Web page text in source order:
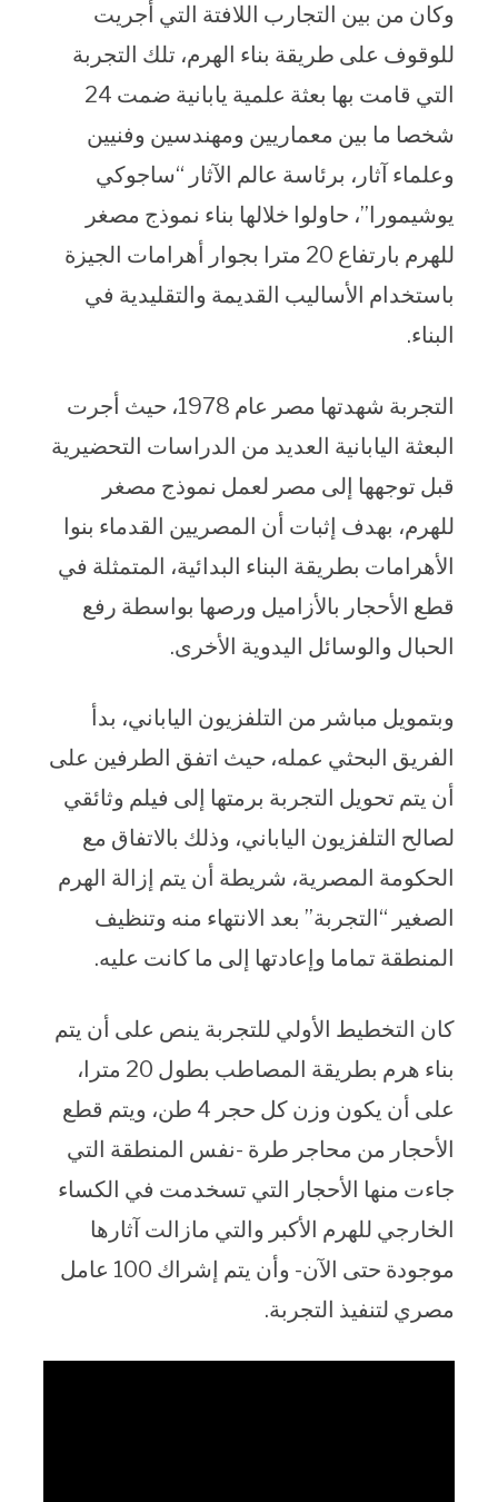
وكان من بين التجارب اللافتة التي أجريت
للوقوف على طريقة بناء الهرم، تلك التجربة
التي قامت بها بعثة علمية يابانية ضمت 24
شخصا ما بين معماريين ومهندسين وفنيين
وعلماء آثار، برئاسة عالم الآثار “ساجوكي
يوشيمورا”، حاولوا خلالها بناء نموذج مصغر
للهرم بارتفاع 20 مترا بجوار أهرامات الجيزة
باستخدام الأساليب القديمة والتقليدية في
البناء.
التجربة شهدتها مصر عام 1978، حيث أجرت
البعثة اليابانية العديد من الدراسات التحضيرية
قبل توجهها إلى مصر لعمل نموذج مصغر
للهرم، بهدف إثبات أن المصريين القدماء بنوا
الأهرامات بطريقة البناء البدائية، المتمثلة في
قطع الأحجار بالأزاميل ورصها بواسطة رفع
الحبال والوسائل اليدوية الأخرى.
وبتمويل مباشر من التلفزيون الياباني، بدأ
الفريق البحثي عمله، حيث اتفق الطرفين على
أن يتم تحويل التجربة برمتها إلى فيلم وثائقي
لصالح التلفزيون الياباني، وذلك بالاتفاق مع
الحكومة المصرية، شريطة أن يتم إزالة الهرم
الصغير “التجربة” بعد الانتهاء منه وتنظيف
المنطقة تماما وإعادتها إلى ما كانت عليه.
كان التخطيط الأولي للتجربة ينص على أن يتم
بناء هرم بطريقة المصاطب بطول 20 مترا،
على أن يكون وزن كل حجر 4 طن، ويتم قطع
الأحجار من محاجر طرة -نفس المنطقة التي
جاءت منها الأحجار التي تسخدمت في الكساء
الخارجي للهرم الأكبر والتي مازالت آثارها
موجودة حتى الآن- وأن يتم إشراك 100 عامل
مصري لتنفيذ التجربة.